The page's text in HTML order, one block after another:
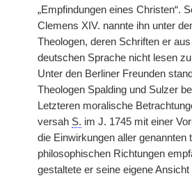
„Empfindungen eines Christen“.
Clemens XIV. nannte ihn unter
Theologen, deren Schriften er
deutschen Sprache nicht lesen
Unter den Berliner Freunden
Theologen Spalding und Sulzer
Letzteren moralische
versah S. im J. 1745 mit einer
die Einwirkungen aller genannten
philosophischen Richtungen
gestaltete er seine eigene